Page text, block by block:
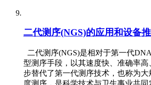
二代测序(NGS)的应用和设备
二代测序(NGS)是相对于第一代
型测序手段，以其速度快、准确率高
步替代了第一代测序技术，也称为大
度测序，是科学技术与卫生事业共